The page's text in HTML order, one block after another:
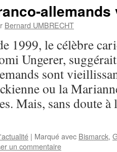
Bernard UMBRECHT
1999, le célèbre
Ungerer,
sont
ou la
Mais, sans doute
| Marqué avec Bismarck,
un commentaire